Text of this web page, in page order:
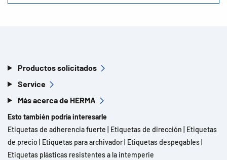
Productos solicitados
Service
Más acerca de HERMA
Esto también podría interesarle
Etiquetas de adherencia fuerte
Etiquetas de dirección
Etiquetas
de precio
Etiquetas para archivador Etiquetas despegables
Etiquetas plásticas resistentes a la intemperie